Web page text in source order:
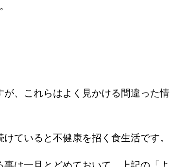
、これらはよく見かける間違った情
ていると不健康を招く食生活です。